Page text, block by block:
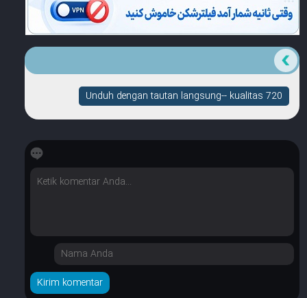
Unduh dengan tautan langsung-- kualitas 720
Berapa banyak bintang yang dimilikinya?